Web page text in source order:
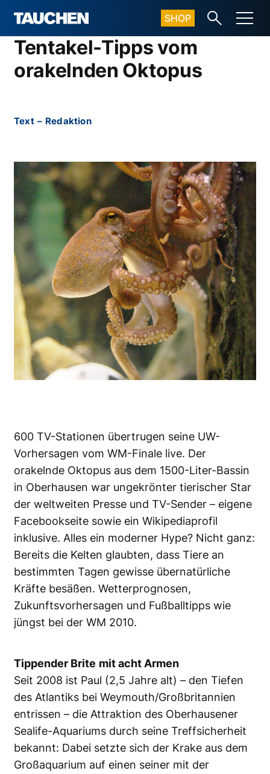
SHOP
Tentakel-Tipps vom
orakelnden Oktopus
Text – Redaktion
600 TV-Stationen übertrugen seine UW-
Vorhersagen vom WM-Finale live. Der
orakelnde Oktopus aus dem 1500-Liter-Bassin
in Oberhausen war ungekrönter tierischer Star
der weltweiten Presse und TV-Sender – eigene
Facebookseite sowie ein Wikipediaprofil
inklusive. Alles ein moderner Hype? Nicht ganz:
Bereits die Kelten glaubten, dass Tiere an
bestimmten Tagen gewisse übernatürliche
Kräfte besäßen. Wetterprognosen,
Zukunftsvorhersagen und Fußballtipps wie
jüngst bei der WM 2010.
Tippender Brite mit acht Armen
Seit 2008 ist Paul (2,5 Jahre alt) – den Tiefen
des Atlantiks bei Weymouth/Großbritannien
entrissen – die Attraktion des Oberhausener
Sealife-Aquariums durch seine Treffsicherheit
bekannt: Dabei setzte sich der Krake aus dem
Großaquarium auf einen seiner mit der